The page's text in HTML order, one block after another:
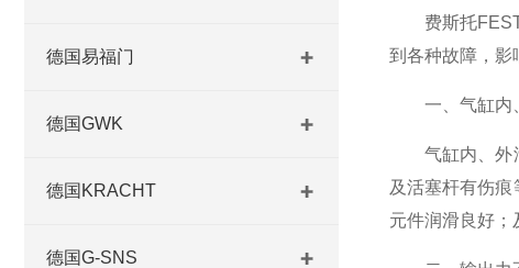
德国易福门
德国GWK
德国KRACHT
德国G-SNS
费斯托FESTO
到各种故障，影
一、气缸内
气缸内、外泄
及活塞杆有伤
元件润滑良好；